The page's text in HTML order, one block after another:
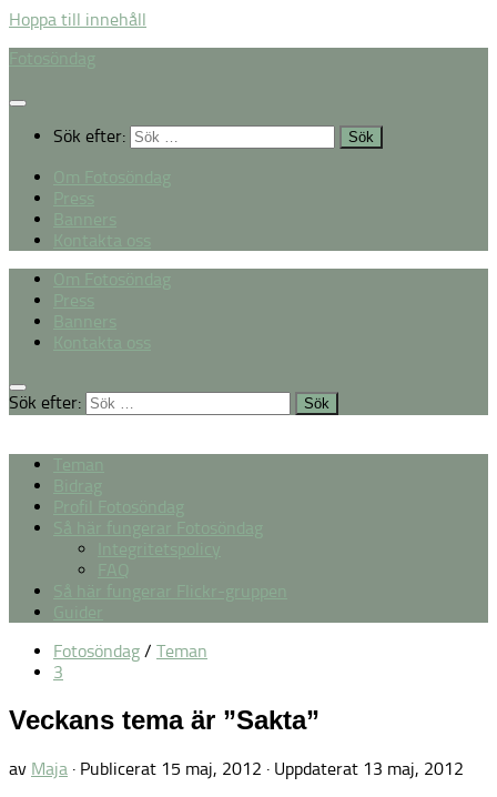
Hoppa till innehåll
Fotosöndag
Sök efter:
Om Fotosöndag
Press
Banners
Kontakta oss
Om Fotosöndag
Press
Banners
Kontakta oss
Sök efter:
Teman
Bidrag
Profil Fotosöndag
Så här fungerar Fotosöndag
Integritetspolicy
FAQ
Så här fungerar Flickr-gruppen
Guider
Fotosöndag / Teman
3
Veckans tema är ”Sakta”
av Maja · Publicerat 15 maj, 2012 · Uppdaterat 13 maj, 2012